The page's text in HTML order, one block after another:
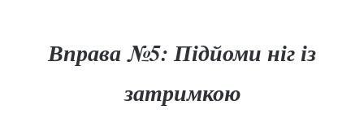
Вправа №5: Підйоми ніг із
затримкою